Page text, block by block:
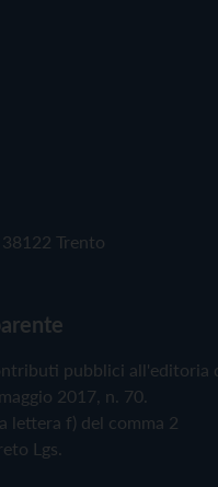
Trento
pubblici all'editoria
2017, n. 70.
lettera f) del comma 2
Lgs.